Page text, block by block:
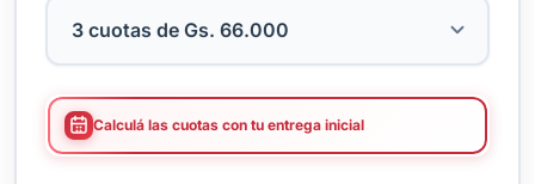
Calculá las cuotas con tu entrega inicial